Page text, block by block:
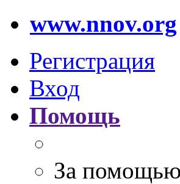
www.nnov.org
Регистрация
Вход
Помощь
За